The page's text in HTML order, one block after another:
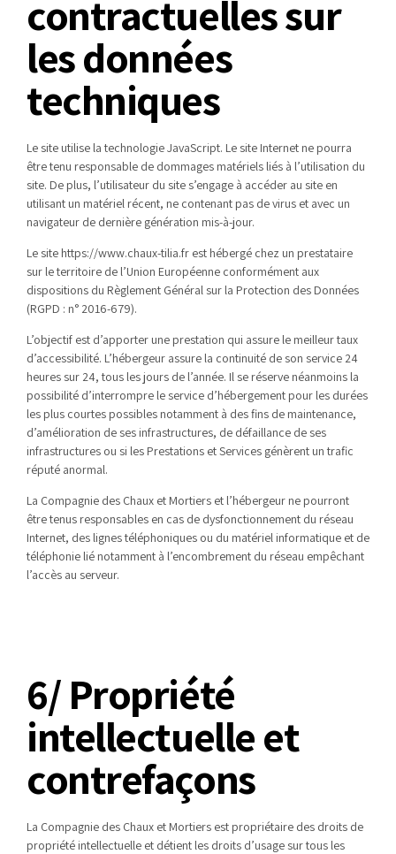
contractuelles sur
les données
techniques
Le site utilise la technologie JavaScript. Le site Internet ne pourra
être tenu responsable de dommages matériels liés à l’utilisation du
site. De plus, l’utilisateur du site s’engage à accéder au site en
utilisant un matériel récent, ne contenant pas de virus et avec un
navigateur de dernière génération mis-à-jour.
Le site https://www.chaux-tilia.fr est hébergé chez un prestataire
sur le territoire de l’Union Européenne conformément aux
dispositions du Règlement Général sur la Protection des Données
(RGPD : n° 2016-679).
L’objectif est d’apporter une prestation qui assure le meilleur taux
d’accessibilité. L’hébergeur assure la continuité de son service 24
heures sur 24, tous les jours de l’année. Il se réserve néanmoins la
possibilité d’interrompre le service d’hébergement pour les durées
les plus courtes possibles notamment à des fins de maintenance,
d’amélioration de ses infrastructures, de défaillance de ses
infrastructures ou si les Prestations et Services génèrent un trafic
réputé anormal.
La Compagnie des Chaux et Mortiers et l’hébergeur ne pourront
être tenus responsables en cas de dysfonctionnement du réseau
Internet, des lignes téléphoniques ou du matériel informatique et de
téléphonie lié notamment à l’encombrement du réseau empêchant
l’accès au serveur.
6/ Propriété
intellectuelle et
contrefaçons
La Compagnie des Chaux et Mortiers est propriétaire des droits de
propriété intellectuelle et détient les droits d’usage sur tous les